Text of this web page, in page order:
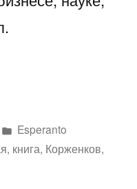
Написано
в
Esperanto
, книга, Корженков,